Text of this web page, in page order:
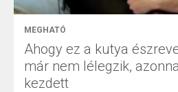
MEGHATÓ
Ahogy ez a kutya
már nem lélegzik,
kezdett